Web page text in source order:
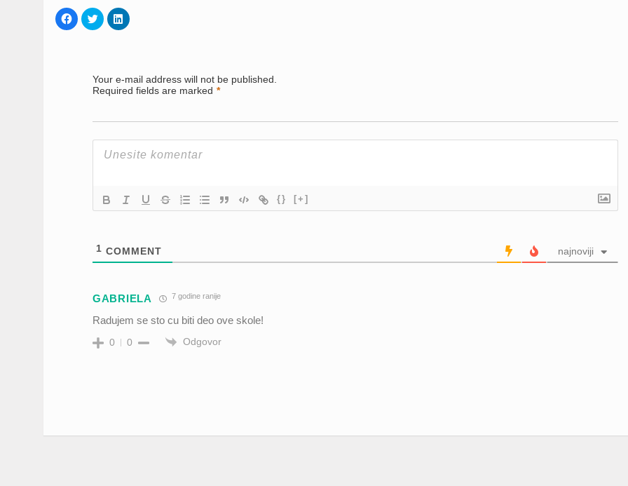
Click
to
share
window)
Click
to
share
new
window)
Click
to
new
window)
Your e-mail address will not be published.
Required fields are marked *
{} [+]
1 COMMENT najnoviji
GABRIELA 7 godine ranije
Radujem se sto cu biti deo ove skole!
0 0 Odgovor